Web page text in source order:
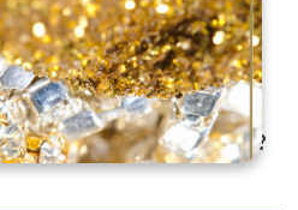
SAU DIAMANTELE?